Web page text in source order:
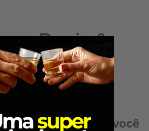
Barris &
Dornas
Dornas e Barris, você